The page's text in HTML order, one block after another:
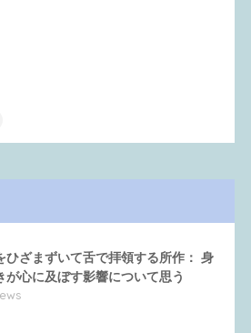
ひざまずいて舌で拝領する所作： 身
が心に及ぼす影響について思う